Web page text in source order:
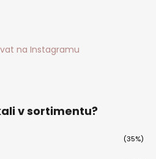
na Instagramu
v sortimentu?
(35%)